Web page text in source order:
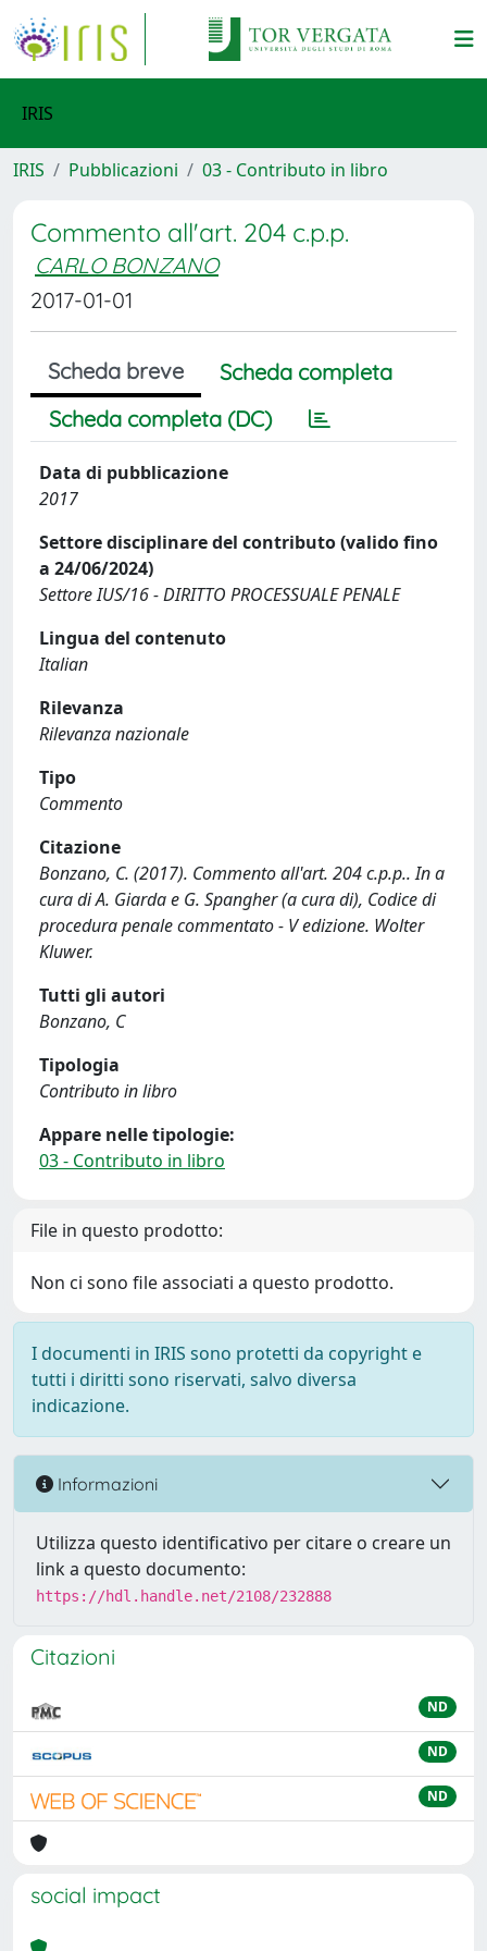
IRIS
IRIS Pubblicazioni 03 - Contributo in libro
Commento all'art. 204 c.p.p.
CARLO BONZANO
2017-01-01
Scheda breve
Scheda completa
Scheda completa (DC)
Data di pubblicazione
2017
Settore disciplinare del contributo (valido fino
a 24/06/2024)
Settore IUS/16 - DIRITTO PROCESSUALE PENALE
Lingua del contenuto
Italian
Rilevanza
Rilevanza nazionale
Tipo
Commento
Citazione
Bonzano, C. (2017). Commento all'art. 204 c.p.p.. In a
cura di A. Giarda e G. Spangher (a cura di), Codice di
procedura penale commentato - V edizione. Wolter
Kluwer.
Tutti gli autori
Bonzano, C
Tipologia
Contributo in libro
Appare nelle tipologie:
03 - Contributo in libro
File in questo prodotto:
Non ci sono file associati a questo prodotto.
I documenti in IRIS sono protetti da copyright e
tutti i diritti sono riservati, salvo diversa
indicazione.
Informazioni
Utilizza questo identificativo per citare o creare un
link a questo documento:
https://hdl.handle.net/2108/232888
Citazioni
ND
ND
ND
social impact